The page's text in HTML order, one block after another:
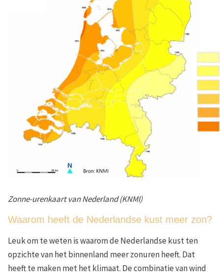
Zonne-urenkaart van Nederland (KNMI)
Waarom heeft de Nederlandse kust meer zon?
Leuk om te weten is waarom de Nederlandse kust ten
opzichte van het binnenland meer zonuren heeft. Dat
heeft te maken met het klimaat. De combinatie van wind